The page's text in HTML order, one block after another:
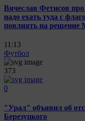
Вячеслав Фетисов
надо ехать туда с
повлиять на
11:13
Футбол
373
0
"Урал" объявил об
Березуцкого